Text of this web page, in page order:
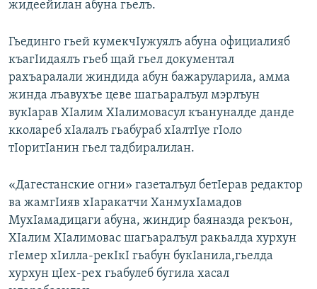
жидеейилан абуна гьелъ.
Гьединго гьей кумекчIужуялъ абуна официалияб
къагIидаялъ гьеб щай гьел документал
рахъаралали жиндида абун бажаруларила, амма
жинда лъавухъе цеве шагьаралъул мэрлъун
вукIарав ХIалим ХIалимовасул къануналде данде
кколареб хIалалъ гьабураб хIалтIуе гIоло
тIоритIанин гьел тадбиралилан.
«Дагестанские огни» газеталъул бетIерав редактор
ва жамгIияв хIаракатчи ХанмухIамадов
МухIамадицаги абуна, жиндир баяназда рекъон,
ХIалим ХIалимовас шагьаралъул ракьалда хурхун
гIемер хIилла-рекIкI гьабун букIанила,гьелда
хурхун цIех-рех гьабулеб бугила хасал